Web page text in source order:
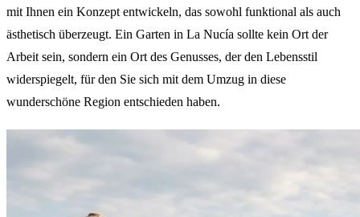
mit Ihnen ein Konzept entwickeln, das sowohl funktional als auch
ästhetisch überzeugt. Ein Garten in La Nucía sollte kein Ort der
Arbeit sein, sondern ein Ort des Genusses, der den Lebensstil
widerspiegelt, für den Sie sich mit dem Umzug in diese
wunderschöne Region entschieden haben.